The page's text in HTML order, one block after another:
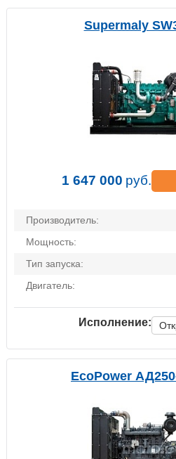
Supermaly
1 647 000 руб.
Производитель:
Мощность:
Тип запуска:
Двигатель:
Исполнение:
EcoPower